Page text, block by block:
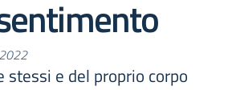
stessi e del proprio corpo